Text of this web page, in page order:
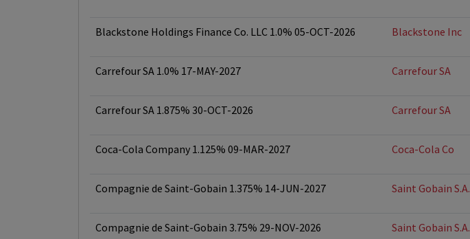
Blackstone Holdings Finance Co. LLC 1.0% 05-OCT-2026 Blackstone Inc
Carrefour SA 1.0% 17-MAY-2027 Carrefour SA
Carrefour SA 1.875% 30-OCT-2026 Carrefour SA
Coca-Cola Company 1.125% 09-MAR-2027 Coca-Cola Co
Compagnie de Saint-Gobain 1.375% 14-JUN-2027 Saint Gobain S.A.
Compagnie de Saint-Gobain 3.75% 29-NOV-2026 Saint Gobain S.A.